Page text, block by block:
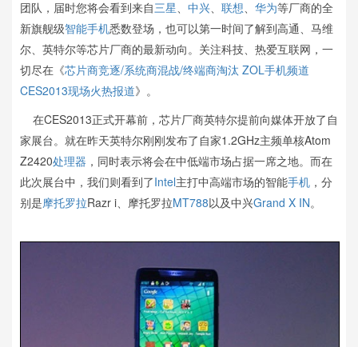
团队，届时您将会看到来自三星、 中兴、 联想、 华为等厂商的全
新旗舰级智能手机悉数登场，也可以第一时间了解到高通、马维
尔、英特尔等芯片厂商的最新动向。关注科技、热爱互联网，一
切尽在《芯片商竞逐/系统商混战/终端商淘汰 ZOL手机频道
CES2013现场火热报道》。
在CES2013正式开幕前，芯片厂商英特尔提前向媒体开放了自
家展台。就在昨天英特尔刚刚发布了自家1.2GHz主频单核Atom
Z2420处理器 ，同时表示将会在中低端市场占据一席之地。而在
此次展台中，我们则看到了Intel主打中高端市场的智能手机 ，分
别是摩托罗拉Razr i、摩托罗拉MT788以及中兴Grand X IN。